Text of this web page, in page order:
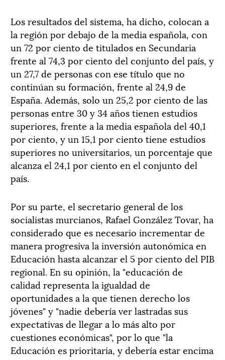
Los resultados del sistema, ha dicho, colocan a
la región por debajo de la media española, con
un 72 por ciento de titulados en Secundaria
frente al 74,3 por ciento del conjunto del país, y
un 27,7 de personas con ese título que no
continúan su formación, frente al 24,9 de
España. Además, solo un 25,2 por ciento de las
personas entre 30 y 34 años tienen estudios
superiores, frente a la media española del 40,1
por ciento, y un 15,1 por ciento tiene estudios
superiores no universitarios, un porcentaje que
alcanza el 24,1 por ciento en el conjunto del
país.
Por su parte, el secretario general de los
socialistas murcianos, Rafael González Tovar, ha
considerado que es necesario incrementar de
manera progresiva la inversión autonómica en
Educación hasta alcanzar el 5 por ciento del PIB
regional. En su opinión, la "educación de
calidad representa la igualdad de
oportunidades a la que tienen derecho los
jóvenes" y "nadie debería ver lastradas sus
expectativas de llegar a lo más alto por
cuestiones económicas", por lo que "la
Educación es prioritaria, y debería estar encima